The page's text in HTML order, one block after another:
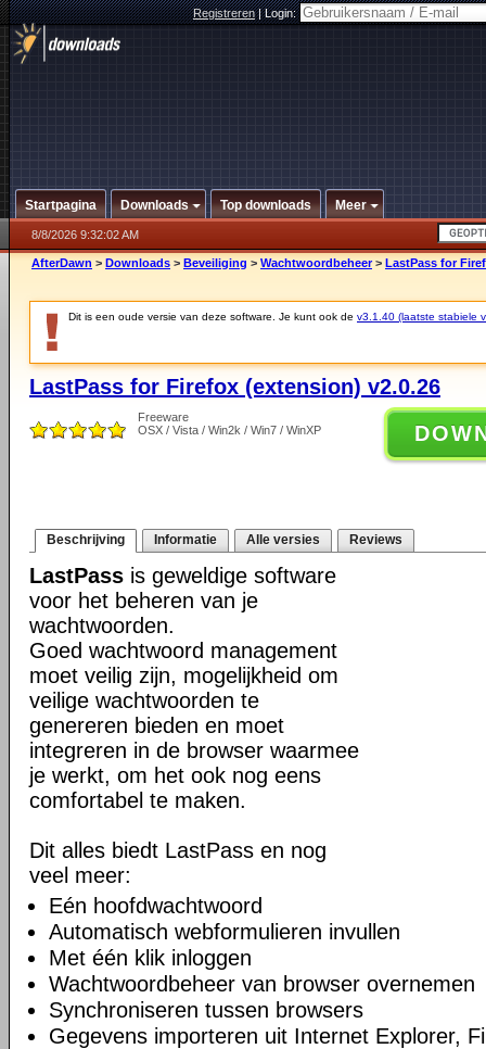
Registreren|Login:
Startpagina Downloads Top downloads Meer
8/8/2026 9:32:02 AM
AfterDawn > Downloads > Beveiliging > Wachtwoordbeheer > LastPass for
Dit is een oude versie van deze software. Je kunt ook de v3.1.40 (laatste stabiele
LastPass for Firefox (extension) v2.0.26
Freeware
OSX / Vista / Win2k / Win7 / WinXP
Beschrijving Informatie Alle versies Reviews
LastPass is geweldige software
voor het beheren van je
wachtwoorden.
Goed wachtwoord management
moet veilig zijn, mogelijkheid om
veilige wachtwoorden te
genereren bieden en moet
integreren in de browser waarmee
je werkt, om het ook nog eens
comfortabel te maken.
Dit alles biedt LastPass en nog
veel meer:
Eén hoofdwachtwoord
Automatisch webformulieren invullen
Met één klik inloggen
Wachtwoordbeheer van browser overnemen
Synchroniseren tussen browsers
Gegevens importeren uit Internet Explorer,